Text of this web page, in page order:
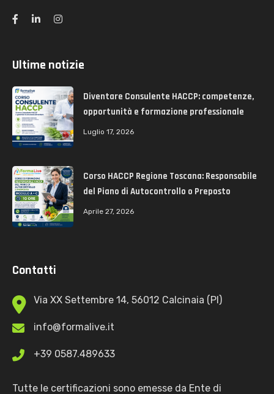
Ultime notizie
Diventare Consulente HACCP: competenze,
opportunità e formazione professionale
Luglio 17, 2026
Corso HACCP Regione Toscana: Responsabile
del Piano di Autocontrollo o Preposto
Aprile 27, 2026
Contatti
Via XX Settembre 14, 56012 Calcinaia (PI)
info@formalive.it
+39 0587.489633
Tutte le certificazioni sono emesse da Ente di